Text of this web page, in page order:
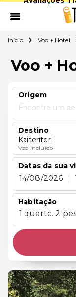
Início Voo + Hotel
Voo +
Origem
Encontre um
Destino
Kaiteriteri
Voo incluído
Datas da sua
14/08/2026
Habitação
1 quarto. 2